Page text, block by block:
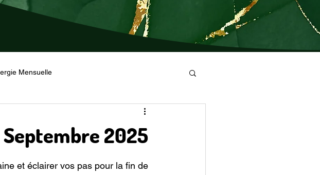
Mensuelle
Septembre 2025
et éclairer vos pas pour la fin de